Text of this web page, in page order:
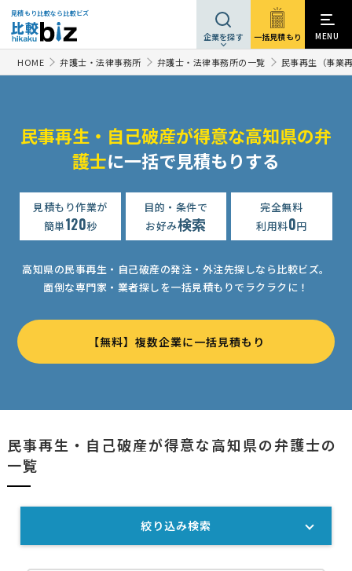
見積もり比較なら比較ビズ
企業を探す 一括見積もり MENU
HOME 弁護士・法律事務所 弁護士・法律事務所の一覧 民事再生（事業
民事再生・自己破産が得意な高知県の弁
護士に一括で見積もりする
見積もり作業が
簡単120秒
目的・条件で
お好み検索
完全無料
利用料0円
高知県の民事再生・自己破産の発注・外注先探しなら比較ビズ。
面倒な専門家・業者探しを一括見積もりでラクラクに！
【無料】複数企業に一括見積もり
民事再生・自己破産が得意な高知県の弁護士の
一覧
絞り込み検索